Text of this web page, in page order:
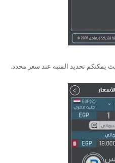
يمكنكم تحديد المنبه عند سعر محدد.